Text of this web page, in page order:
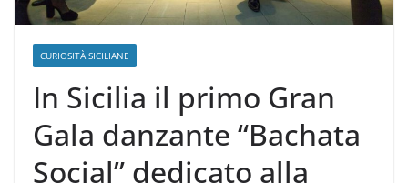
CURIOSITÀ SICILIANE
In Sicilia il primo Gran
Gala danzante “Bachata
Social” dedicato alla